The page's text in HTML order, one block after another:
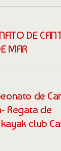
DE
MAR
de
Regata de
club